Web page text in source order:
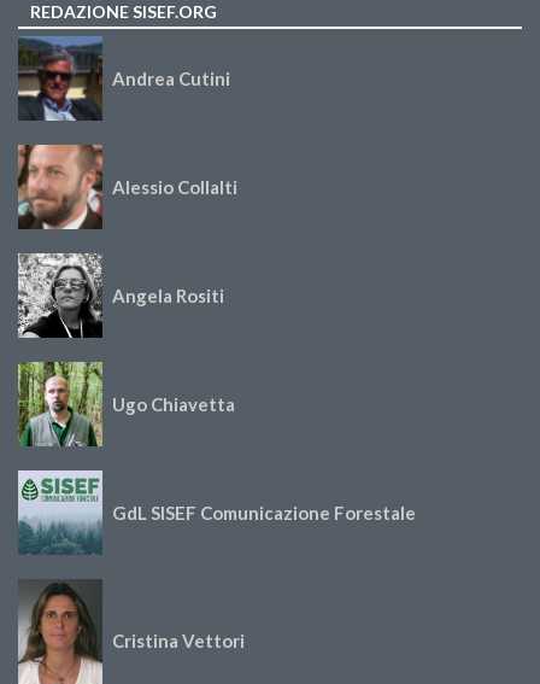
REDAZIONE SISEF.ORG
Andrea Cutini
Alessio Collalti
Angela Rositi
Ugo Chiavetta
GdL SISEF Comunicazione Forestale
Cristina Vettori